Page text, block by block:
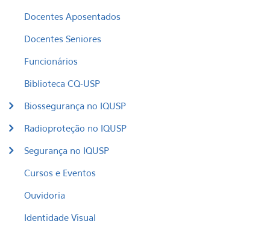
Docentes Aposentados
Docentes Seniores
Funcionários
Biblioteca CQ-USP
Biossegurança no IQUSP
Radioproteção no IQUSP
Segurança no IQUSP
Cursos e Eventos
Ouvidoria
Identidade Visual